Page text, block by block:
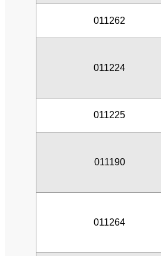
011262
011224
011225
011190
011264